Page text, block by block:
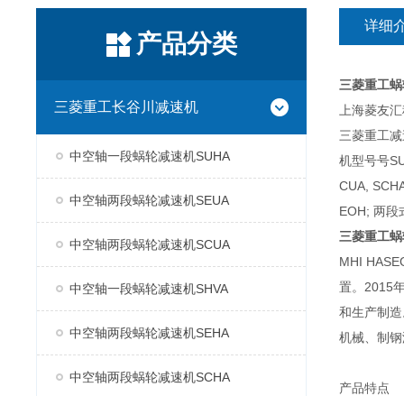
产品分类
三菱重工长谷川减速机
中空轴一段蜗轮减速机SUHA
中空轴两段蜗轮减速机SEUA
中空轴两段蜗轮减速机SCUA
中空轴一段蜗轮减速机SHVA
中空轴两段蜗轮减速机SEHA
中空轴两段蜗轮减速机SCHA
详细
三菱重工
上海菱友
三菱重工
机型号号
CUA,
EOH; 两段
三菱重工
MHI
置。2015
和生产制
机械、制
产品特点